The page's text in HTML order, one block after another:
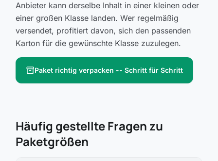
Anbieter kann derselbe Inhalt in einer kleinen oder
einer großen Klasse landen. Wer regelmäßig
versendet, profitiert davon, sich den passenden
Karton für die gewünschte Klasse zuzulegen.
inventory_2Paket richtig verpacken -- Schritt für Schritt
Häufig gestellte Fragen zu
Paketgrößen